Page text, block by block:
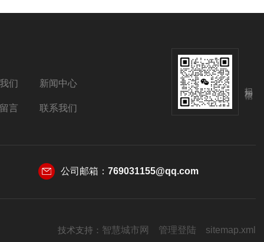
们 新闻中心
言 联系我们
公司邮箱： 769031155@qq.com
技术支持： 智慧城市网 管理登陆 sitemap.xml